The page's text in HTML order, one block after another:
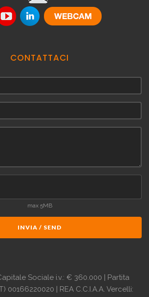
CONTATTACI
max 5MB
INVIA / SEND
Sociale i.v.: € 360.000 | Partita
00166220020 | REA C.C.I.A.A. Vercelli: